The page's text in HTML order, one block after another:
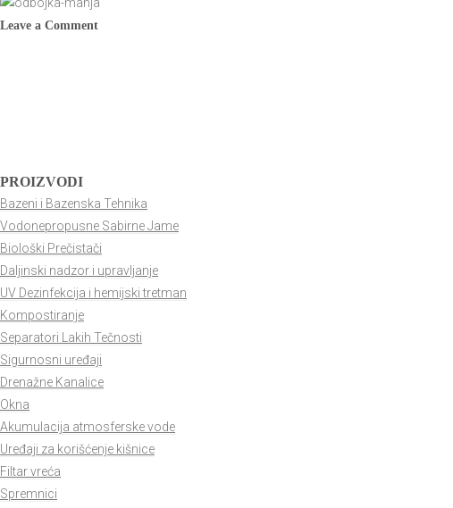
Leave a Comment
PROIZVODI
Bazeni i Bazenska Tehnika
Vodonepropusne Sabirne Jame
Biološki Prečistači
Daljinski nadzor i upravljanje
UV Dezinfekcija i hemijski tretman
Kompostiranje
Separatori Lakih Tečnosti
Sigurnosni uređaji
Drenažne Kanalice
Okna
Akumulacija atmosferske vode
Uređaji za korišćenje kišnice
Filtar vreća
Spremnici